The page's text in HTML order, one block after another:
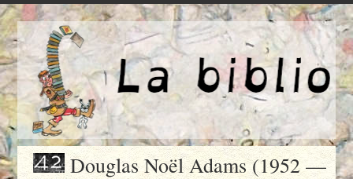
Douglas Noël Adams (1952 —